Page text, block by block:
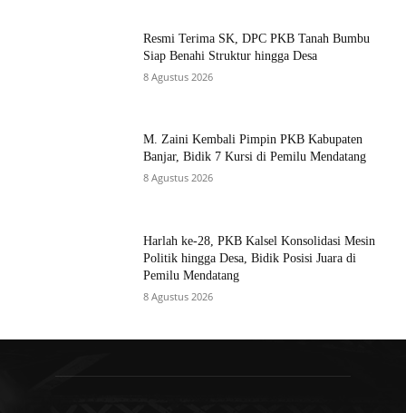
Resmi Terima SK, DPC PKB Tanah Bumbu
Siap Benahi Struktur hingga Desa
8 Agustus 2026
M. Zaini Kembali Pimpin PKB Kabupaten
Banjar, Bidik 7 Kursi di Pemilu Mendatang
8 Agustus 2026
Harlah ke-28, PKB Kalsel Konsolidasi Mesin
Politik hingga Desa, Bidik Posisi Juara di
Pemilu Mendatang
8 Agustus 2026